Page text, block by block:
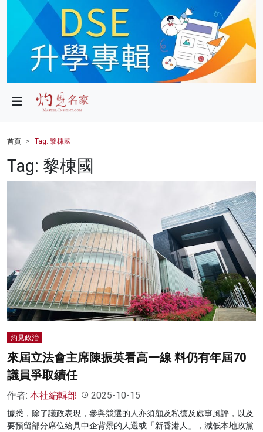
政局
財經
健康
影片
名家榜
灼見活動
首頁 Tag: 黎棟國
Tag: 黎棟國
灼見政治
來屆立法會主席陳振英看高一線 料仍有年屆70
議員爭取續任
作者: 本社編輯部 2025-10-15
據悉，除了議政表現，參與競選的人亦須顧及私德及處事風評，以及
要預留部分席位給具中企背景的人選或「新香港人」，減低本地政黨